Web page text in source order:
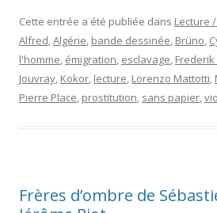
Cette entrée a été publiée dans Lecture /
Alfred,Algérie, bande dessinée, Brüno,
l'homme, émigration, esclavage,
Jouvray, Kokor, lecture, Lorenzo Mattotti,
Pierre Place, prostitution, sans papier,
Frères d’ombre de